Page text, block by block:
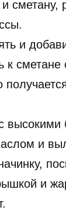
сметану,
и
к сметане
высокими
и
и